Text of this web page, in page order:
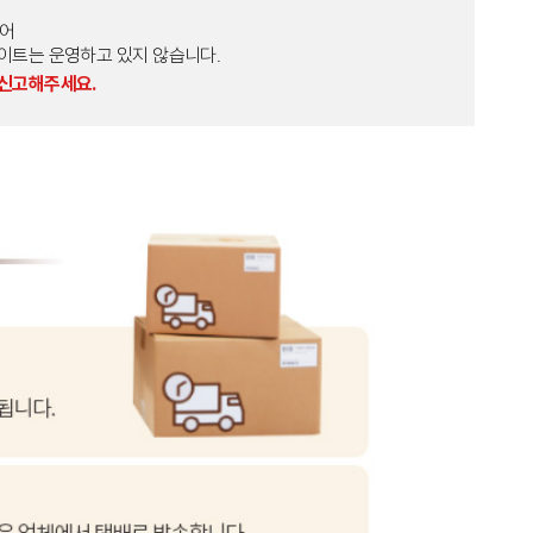
는 운영하고 있지 않습니다.
고해주세요.